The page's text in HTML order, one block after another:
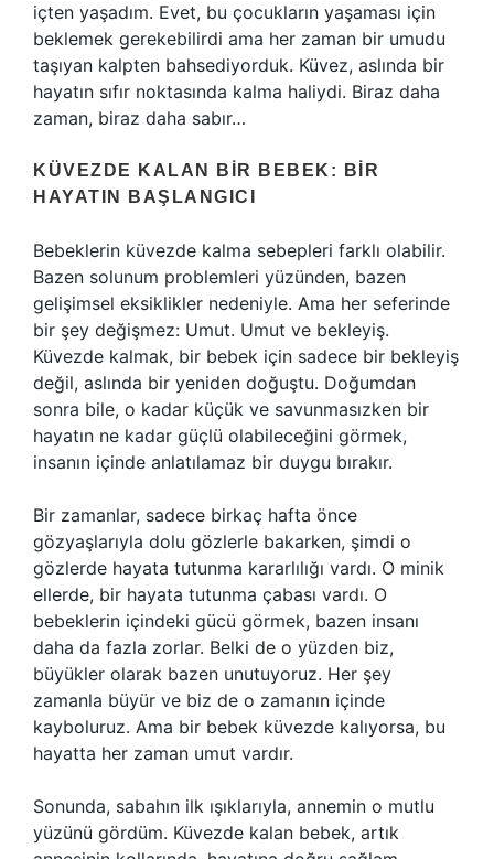
içten yaşadım. Evet, bu çocukların yaşaması için
beklemek gerekebilirdi ama her zaman bir umudu
taşıyan kalpten bahsediyorduk. Küvez, aslında bir
hayatın sıfır noktasında kalma haliydi. Biraz daha
zaman, biraz daha sabır…
KÜVEZDE KALAN BIR BEBEK: BIR
HAYATIN BAŞLANGICI
Bebeklerin küvezde kalma sebepleri farklı olabilir.
Bazen solunum problemleri yüzünden, bazen
gelişimsel eksiklikler nedeniyle. Ama her seferinde
bir şey değişmez: Umut. Umut ve bekleyiş.
Küvezde kalmak, bir bebek için sadece bir bekleyiş
değil, aslında bir yeniden doğuştu. Doğumdan
sonra bile, o kadar küçük ve savunmasızken bir
hayatın ne kadar güçlü olabileceğini görmek,
insanın içinde anlatılamaz bir duygu bırakır.
Bir zamanlar, sadece birkaç hafta önce
gözyaşlarıyla dolu gözlerle bakarken, şimdi o
gözlerde hayata tutunma kararlılığı vardı. O minik
ellerde, bir hayata tutunma çabası vardı. O
bebeklerin içindeki gücü görmek, bazen insanı
daha da fazla zorlar. Belki de o yüzden biz,
büyükler olarak bazen unutuyoruz. Her şey
zamanla büyür ve biz de o zamanın içinde
kayboluruz. Ama bir bebek küvezde kalıyorsa, bu
hayatta her zaman umut vardır.
Sonunda, sabahın ilk ışıklarıyla, annemin o mutlu
yüzünü gördüm. Küvezde kalan bebek, artık